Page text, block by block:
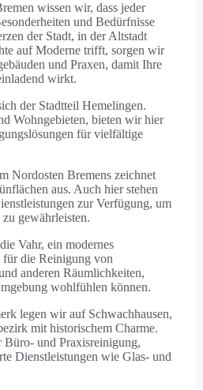
wissen wir, dass jeder
und Bedürfnisse
der Stadt, in der Altstadt
auf Moderne trifft, sorgen wir
und Praxen, damit Ihre
wirkt.
der Stadtteil Hemelingen.
Wohngebieten, bieten wir hier
für vielfältige
Nordosten Bremens zeichnet
aus. Auch hier stehen
zur Verfügung, um
gewährleisten.
Vahr, ein modernes
die Reinigung von
anderen Räumlichkeiten,
wohlfühlen können.
legen wir auf Schwachhausen,
mit historischem Charme.
und Praxisreinigung,
Dienstleistungen wie Glas- und